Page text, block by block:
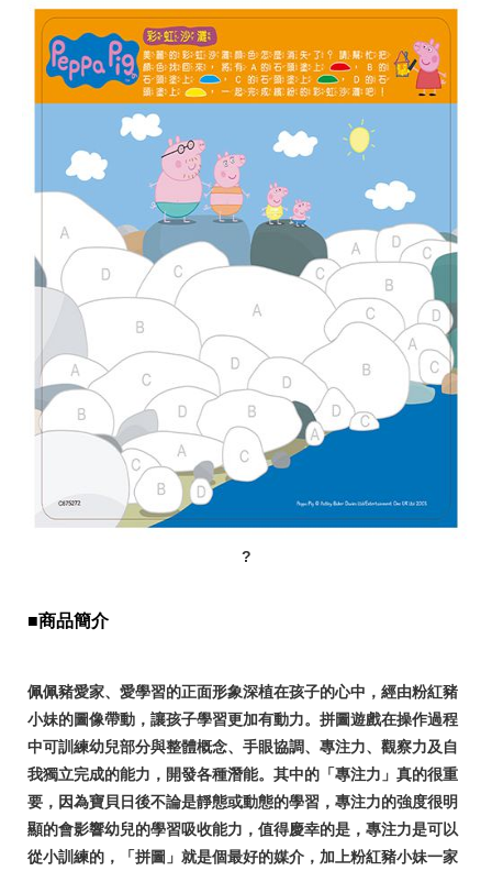
?
■商品簡介
佩佩豬愛家、愛學習的正面形象深植在孩子的心中，經由粉紅豬
小妹的圖像帶動，讓孩子學習更加有動力。拼圖遊戲在操作過程
中可訓練幼兒部分與整體概念、手眼協調、專注力、觀察力及自
我獨立完成的能力，開發各種潛能。其中的「專注力」真的很重
要，因為寶貝日後不論是靜態或動態的學習，專注力的強度很明
顯的會影響幼兒的學習吸收能力，值得慶幸的是，專注力是可以
從小訓練的，「拼圖」就是個最好的媒介，加上粉紅豬小妹一家